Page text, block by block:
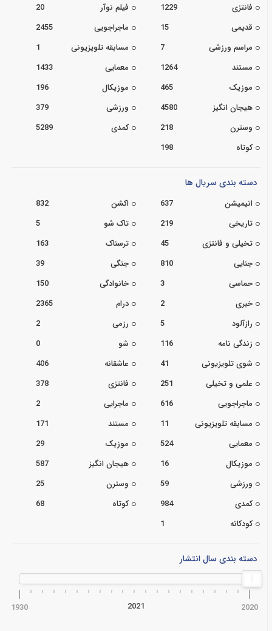
فانتزی
1229 فیلم نوآر
20
قدیمی
15 ماجراجویی
2455
مراسم ورزشی
7 مسابقه تلویزیونی
1
مستند
1264 معمایی
1433
موزیک
465 موزیکال
196
هیجان انگیز
4580 ورزشی
379
وسترن
218 کمدی
5289
کوتاه
198
دسته بندی سریال ها
انیمیشن 637 اکشن
832
تاریخی
219 تاک شو
5
تخیلی و فانتزی
45 ترسناک
163
جنایی
810 جنگی
39
حماسی
3 خانوادگی
150
خبری
2 درام
2365
رازآلود
5 رزمی
2
زندگی نامه
116 شو
0
شوی تلویزیونی
41 عاشقانه
406
علمی و تخیلی
251 فانتزی
378
ماجراجویی
616 ماجرایی
2
مسابقه تلویزیونی
11 مستند
171
معمایی
524 موزیک
29
موزیکال
16 هیجان انگیز
587
ورزشی
59 وسترن
25
کمدی
984 کوتاه
68
کودکانه
1
دسته بندی سال انتشار
1930 2020
2021